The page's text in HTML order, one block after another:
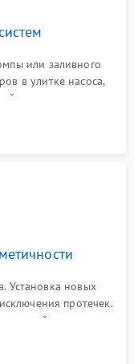
или заливного
в улитке насоса,
ремонт платы
проводки.
Установка новых
протечек.
системы,
поплавка.